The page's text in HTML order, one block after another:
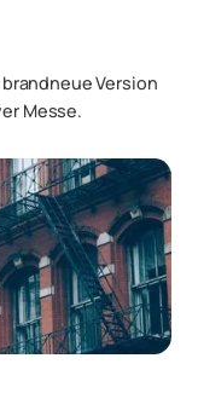
Version
Messe.